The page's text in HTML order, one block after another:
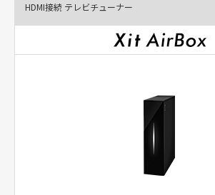
HDMI接続 テレビチューナー